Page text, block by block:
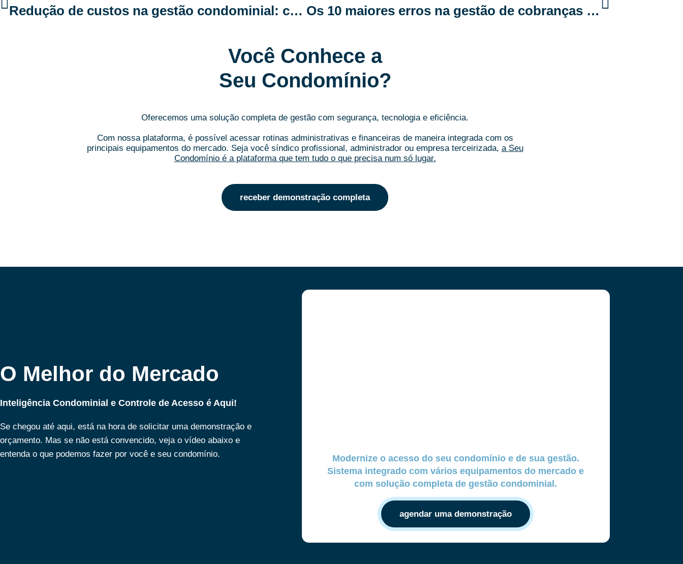
Redução de custos na gestão condominial: como um aplicativo de gestão pode transformar seu condomínio Os 10 maiores erros na gestão de cobranças que podem levar seu condomínio à falência
Você Conhece a
Seu Condomínio?
Oferecemos uma solução completa de gestão com segurança, tecnologia e eficiência.
Com nossa plataforma, é possível acessar rotinas administrativas e financeiras de maneira integrada com os
principais equipamentos do mercado. Seja você síndico profissional, administrador ou empresa terceirizada, a Seu
Condomínio é a plataforma que tem tudo o que precisa num só lugar.
receber demonstração completa
O Melhor do Mercado
Inteligência Condominial e Controle de Acesso é Aqui!
Se chegou até aqui, está na hora de solicitar uma demonstração e
orçamento. Mas se não está convencido, veja o vídeo abaixo e
entenda o que podemos fazer por você e seu condomínio.
Modernize o acesso do seu condomínio e de sua gestão.
Sistema integrado com vários equipamentos do mercado e
com solução completa de gestão condominial.
agendar uma demonstração